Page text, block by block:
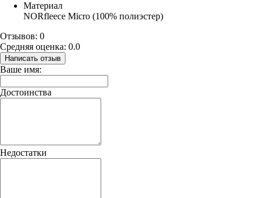
Материал
NORfleece Micro (100% полиэстер)
Отзывов: 0
Средняя оценка: 0.0
Написать отзыв
Ваше имя:
Достоинства
Недостатки